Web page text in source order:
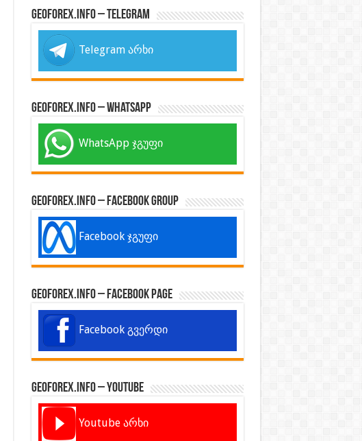
GeoForex.info – Telegram
Telegram არხი
GeoForex.info – WhatsApp
WhatsApp ჯგუფი
GeoForex.info – Facebook Group
Facebook ჯგუფი
GeoForex.info – Facebook Page
Facebook გვერდი
GeoForex.info – Youtube
Youtube არხი